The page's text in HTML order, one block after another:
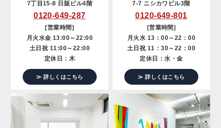
7丁目15-8 日販ビル4階
0120-649-287
[営業時間]
月火水金 13:00～22:00
土日祝 11:00～22:00
定休日：木
≫ 詳しくはこちら
7-7 ニシカワビル3階
0120-649-801
[営業時間]
月火水 13：00～22：00
土日祝 11：30～22：00
定休日：水・金
≫ 詳しくはこちら